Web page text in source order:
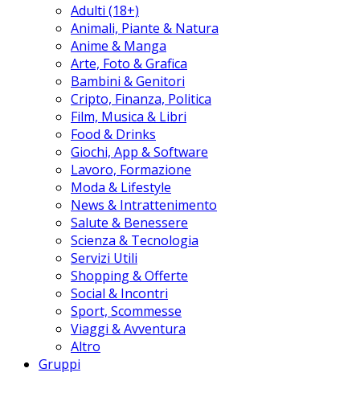
Adulti (18+)
Animali, Piante & Natura
Anime & Manga
Arte, Foto & Grafica
Bambini & Genitori
Cripto, Finanza, Politica
Film, Musica & Libri
Food & Drinks
Giochi, App & Software
Lavoro, Formazione
Moda & Lifestyle
News & Intrattenimento
Salute & Benessere
Scienza & Tecnologia
Servizi Utili
Shopping & Offerte
Social & Incontri
Sport, Scommesse
Viaggi & Avventura
Altro
Gruppi